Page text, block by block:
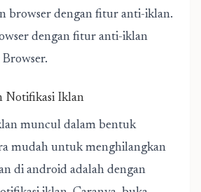
browser dengan fitur anti-iklan.
dengan fitur anti-iklan
Notifikasi Iklan
muncul dalam bentuk
mudah untuk menghilangkan
di android adalah dengan